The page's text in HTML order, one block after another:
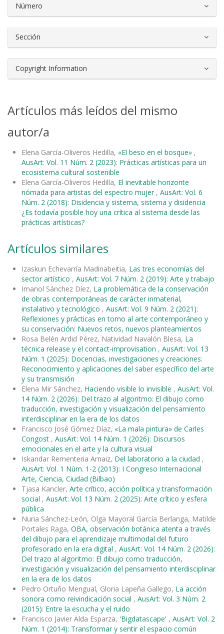
Número
Sección
Copyright Information
Artículos más leídos del mismo
autor/a
Elena García-Oliveros Hedilla, «El beso en el bosque» ,
AusArt: Vol. 11 Núm. 2 (2023): Prácticas artísticas para un
ecosistema cultural sostenible
Elena García-Oliveros Hedilla, El inevitable horizonte
nómada para artistas del espectro mujer , AusArt: Vol. 6
Núm. 2 (2018): Disidencia y sistema, sistema y disidencia
¿Es todavía posible hoy una crítica al sistema desde las
prácticas artísticas?
Artículos similares
Izaskun Echevarría Madinabeitia, Las tres economías del
sector artístico , AusArt: Vol. 7 Núm. 2 (2019): Arte y trabajo
Imanol Sánchez Díez, La problemática de la conservación
de obras contemporáneas de carácter inmaterial,
instalativo y tecnológico , AusArt: Vol. 9 Núm. 2 (2021):
Reflexiones y prácticas en torno al arte contemporáneo y
su conservación: Nuevos retos, nuevos planteamientos
Rosa Belén Ardid Pérez, Natividad Navalón Blesa, La
técnica release y el contact-improvisation , AusArt: Vol. 13
Núm. 1 (2025): Docencias, investigaciones y creaciones:
Reconocimiento y aplicaciones del saber específico del arte
y su transmisión
Elena Mir Sánchez, Haciendo visible lo invisible , AusArt: Vol.
14 Núm. 2 (2026): Del trazo al algoritmo: El dibujo como
traducción, investigación y visualización del pensamiento
interdisciplinar en la era de los datos
Francisco José Gómez Díaz, «La mala pintura» de Carles
Congost , AusArt: Vol. 14 Núm. 1 (2026): Discursos
emocionales en el arte y la cultura visual
Iskandar Rementeria Arnaiz, Del laboratorio a la ciudad ,
AusArt: Vol. 1 Núm. 1-2 (2013): I Congreso Internacional
Arte, Ciencia, Ciudad (Bilbao)
Tjasa Kancler, Arte crítico, acción política y transformación
social , AusArt: Vol. 13 Núm. 2 (2025): Arte crítico y esfera
pública
Nuria Sánchez-León, Olga Mayoral García Berlanga, Matilde
Portales Raga, OBA, observación botánica atenta a través
del dibujo para el aprendizaje multimodal del futuro
profesorado en la era digital , AusArt: Vol. 14 Núm. 2 (2026):
Del trazo al algoritmo: El dibujo como traducción,
investigación y visualización del pensamiento interdisciplinar
en la era de los datos
Pedro Ortuño Mengual, Gloria Lapeña Gallego, La acción
sonora como reivindicación social , AusArt: Vol. 3 Núm. 2
(2015): Entre la escucha y el ruido
Francisco Javier Alda Esparza, 'Bigdatascape' , AusArt: Vol. 2
Núm. 1 (2014): Transformar y sentir el espacio común